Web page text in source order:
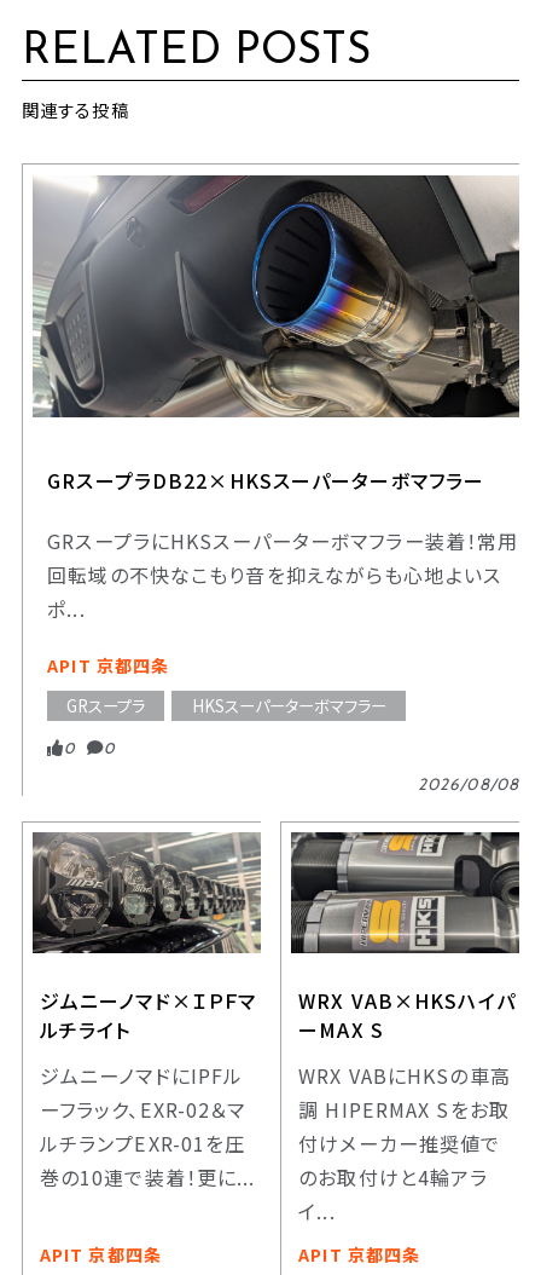
RELATED POSTS
関連する投稿
2026/08/08
GRスープラDB22×HKSスーパーターボマフラー
GRスープラにHKSスーパーターボマフラー装着！常用
回転域の不快なこもり音を抑えながらも心地よいス
ポ...
APIT 京都四条
GRスープラ
HKSスーパーターボマフラー
0 0
ジムニーノマド×ＩＰＦマ
ルチライト
ジムニーノマドにIPFル
ーフラック、EXR-02＆マ
ルチランプEXR-01を圧
巻の10連で装着！更に...
APIT 京都四条
WRX VAB×HKSハイパ
ーMAX S
WRX VABにHKSの車高
調 HIPERMAX Sをお取
付けメーカー推奨値で
のお取付けと4輪アラ
イ...
APIT 京都四条